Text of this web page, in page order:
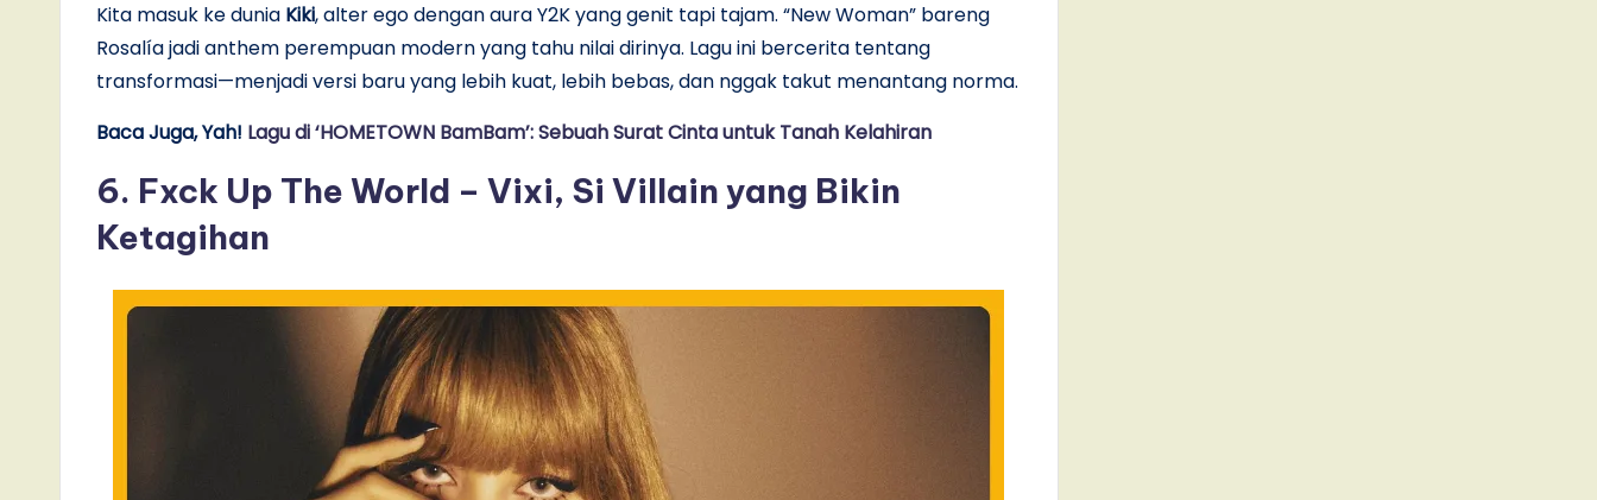
Kita masuk ke dunia Kiki, alter ego dengan aura Y2K yang genit tapi tajam. “New Woman” bareng
Rosalía jadi anthem perempuan modern yang tahu nilai dirinya. Lagu ini bercerita tentang
transformasi—menjadi versi baru yang lebih kuat, lebih bebas, dan nggak takut menantang norma.
Baca Juga, Yah! Lagu di ‘HOMETOWN BamBam’: Sebuah Surat Cinta untuk Tanah Kelahiran
6. Fxck Up The World – Vixi, Si Villain yang Bikin
Ketagihan